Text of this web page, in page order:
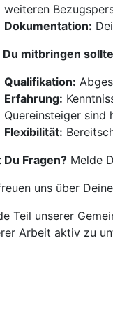
weiteren
Dokumentation:
Du mitbringen
Qualifikation:
Erfahrung:
Quereinsteiger sind
Flexibilität:
Du Fragen? Melde
uns über
Teil unserer
Arbeit aktiv zu